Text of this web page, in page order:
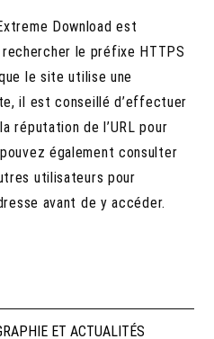
Download est
le préfixe HTTPS
le site utilise une
il est conseillé d’effectuer
réputation de l’URL pour
également consulter
utilisateurs pour
avant de y accéder.
ET ACTUALITÉS